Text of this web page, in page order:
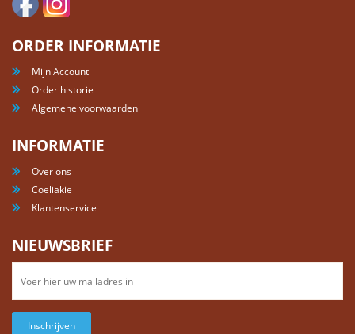
ORDER INFORMATIE
Mijn Account
Order historie
Algemene voorwaarden
INFORMATIE
Over ons
Coeliakie
Klantenservice
NIEUWSBRIEF
Inschrijven